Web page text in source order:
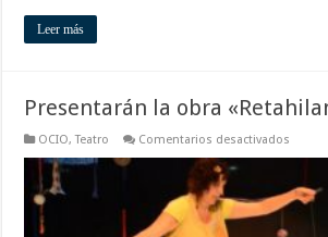
Leer más
Presentarán la obra
OCIO,Teatro Comentarios desactivados